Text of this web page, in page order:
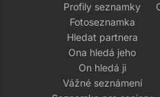
Profily seznamky
Fotoseznamka
Hledat partnera
Ona hledá jeho
On hledá ji
Vážné seznámení